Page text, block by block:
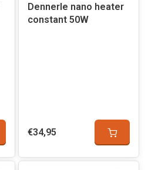
Dennerle nano heater
constant 50W
€34,95